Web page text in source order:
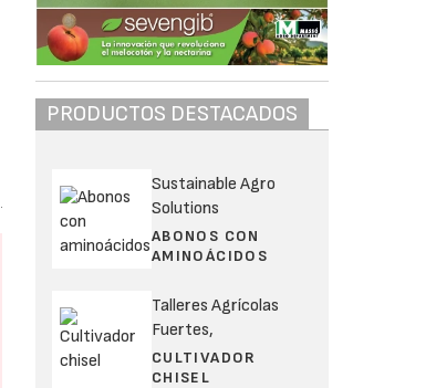
PRODUCTOS DESTACADOS
Sustainable Agro
Solutions
ABONOS CON
AMINOÁCIDOS
Talleres Agrícolas
Fuertes,
CULTIVADOR
CHISEL